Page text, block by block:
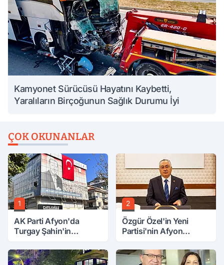
Kamyonet Sürücüsü Hayatını Kaybetti,
Yaralıların Birçoğunun Sağlık Durumu İyi
ÇOK OKUNANLAR
1
AK Parti Afyon'da
Turgay Şahin'in
2
Özgür Özel'in Yeni
Partisi'nin Afyon